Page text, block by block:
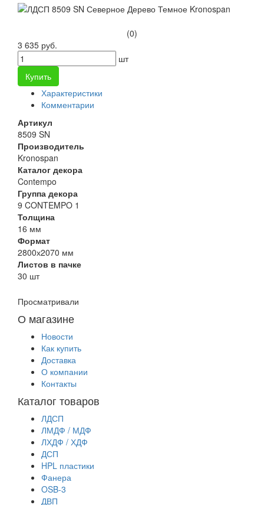
(0)
3 635 руб.
шт
Купить
Характеристики
Комментарии
Артикул
8509 SN
Производитель
Kronospan
Каталог декора
Contempo
Группа декора
9 CONTEMPO 1
Толщина
16 мм
Формат
2800х2070 мм
Листов в пачке
30 шт
Просматривали
О магазине
Новости
Как купить
Доставка
О компании
Контакты
Каталог товаров
ЛДСП
ЛМДФ / МДФ
ЛХДФ / ХДФ
ДСП
HPL пластики
Фанера
OSB-3
ДВП